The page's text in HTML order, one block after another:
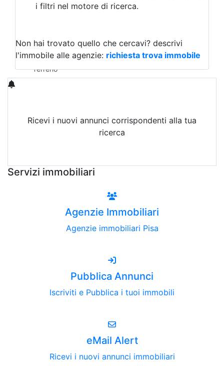
Magazzini
Qualsiasi
Terreno edificabile
Terreno
i filtri nel motore di ricerca.
Non hai trovato quello che cercavi? descrivi
l'immobile alle agenzie: richiesta trova immobile
Ricevi i nuovi annunci corrispondenti alla tua
ricerca
Servizi immobiliari
Agenzie Immobiliari
Agenzie immobiliari Pisa
Pubblica Annunci
Iscriviti e Pubblica i tuoi immobili
eMail Alert
Ricevi i nuovi annunci immobiliari